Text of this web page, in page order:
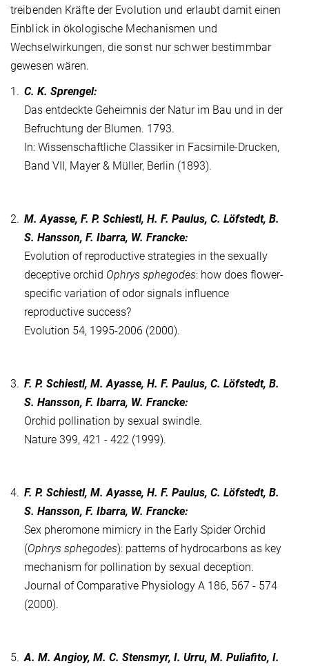
treibenden Kräfte der Evolution und erlaubt damit einen
Einblick in ökologische Mechanismen und
Wechselwirkungen, die sonst nur schwer bestimmbar
gewesen wären.
1. C. K. Sprengel:
Das entdeckte Geheimnis der Natur im Bau und in der
Befruchtung der Blumen. 1793.
In: Wissenschaftliche Classiker in Facsimile-Drucken,
Band VII, Mayer & Müller, Berlin (1893).
2. M. Ayasse, F. P. Schiestl, H. F. Paulus, C. Löfstedt, B.
S. Hansson, F. Ibarra, W. Francke:
Evolution of reproductive strategies in the sexually
deceptive orchid Ophrys sphegodes: how does flower-
specific variation of odor signals influence
reproductive success?
Evolution 54, 1995-2006 (2000).
3. F. P. Schiestl, M. Ayasse, H. F. Paulus, C. Löfstedt, B.
S. Hansson, F. Ibarra, W. Francke:
Orchid pollination by sexual swindle.
Nature 399, 421 - 422 (1999).
4. F. P. Schiestl, M. Ayasse, H. F. Paulus, C. Löfstedt, B.
S. Hansson, F. Ibarra, W. Francke:
Sex pheromone mimicry in the Early Spider Orchid
(Ophrys sphegodes): patterns of hydrocarbons as key
mechanism for pollination by sexual deception.
Journal of Comparative Physiology A 186, 567 - 574
(2000).
5. A. M. Angioy, M. C. Stensmyr, I. Urru, M. Puliafito, I.